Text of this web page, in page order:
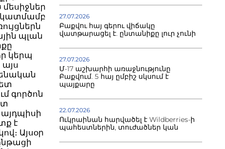
պլան
կերպ
գործոն
է
Այսօր
27.07.2026
Բաքվու հայ գերու վիճակը
վատթարացել է. ընտանիքը լուր չունի
27.07.2026
Մ-17 աշխարհի առաջնությունը
Բաքվում. 5 հայ ըմբիշ սկսում է
պայքարը
22.07.2026
Ուկրաինան հարվածել է Wildberries-ի
պահեստներին, տուժածներ կան